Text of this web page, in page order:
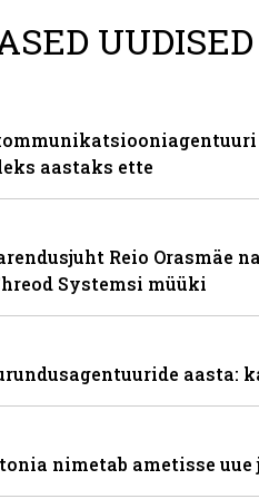
UUDISED
aastaks ette
Reio Orasmäe
Systemsi müüki
aasta:
nimetab ametisse uue